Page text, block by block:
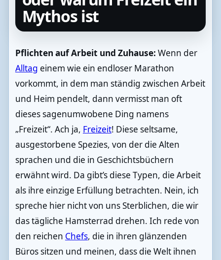
Mythos ist
Pflichten auf Arbeit und Zuhause: Wenn der
Alltag einem wie ein endloser Marathon
vorkommt, in dem man ständig zwischen Arbeit
und Heim pendelt, dann vermisst man oft
dieses sagenumwobene Ding namens
„Freizeit“. Ach ja, Freizeit! Diese seltsame,
ausgestorbene Spezies, von der die Alten
sprachen und die in Geschichtsbüchern
erwähnt wird. Da gibt’s diese Typen, die Arbeit
als ihre einzige Erfüllung betrachten. Nein, ich
spreche hier nicht von uns Sterblichen, die wir
das tägliche Hamsterrad drehen. Ich rede von
den reichen Chefs, die in ihren glänzenden
Büros sitzen und meinen, dass die Welt ihnen